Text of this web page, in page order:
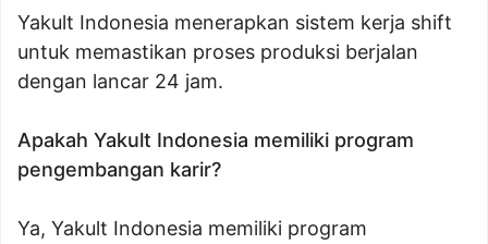
Yakult Indonesia menerapkan sistem kerja shift
untuk memastikan proses produksi berjalan
dengan lancar 24 jam.
Apakah Yakult Indonesia memiliki program
pengembangan karir?
Ya, Yakult Indonesia memiliki program